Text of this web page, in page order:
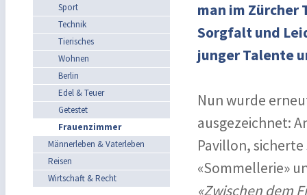
Sport
Technik
Tierisches
Wohnen
Berlin
Edel & Teuer
Getestet
Frauenzimmer
Männerleben & Vaterleben
Reisen
Wirtschaft & Recht
man im Zürcher
Sorgfalt und
junger Talente
Nun wurde
ausgezeichnet:
Pavillon,
«Sommellerie»
«Zwischen dem